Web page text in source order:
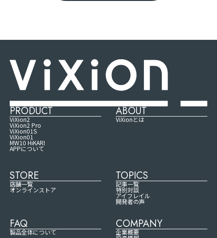
PRODUCT
ViXion2
ViXion2 Pro
ViXion01S
ViXion01
MW10 HiKARI
APPについて
ABOUT
ViXionとは
STORE
店舗一覧
オンラインストア
TOPICS
記事一覧
特別対談
アイフレイル
開発者の声
FAQ
製品全体について
COMPANY
企業概要